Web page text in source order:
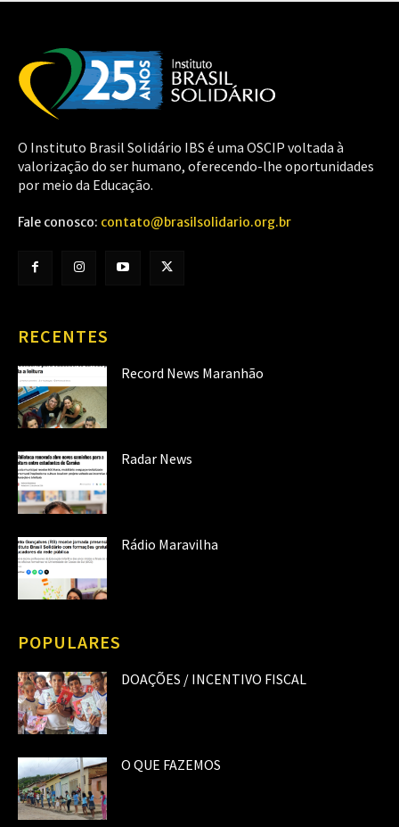
O Instituto Brasil Solidário IBS é uma OSCIP voltada à
valorização do ser humano, oferecendo-lhe oportunidades
por meio da Educação.
Fale conosco: contato@brasilsolidario.org.br
RECENTES
Record News Maranhão
Radar News
Rádio Maravilha
POPULARES
DOAÇÕES / INCENTIVO FISCAL
O QUE FAZEMOS